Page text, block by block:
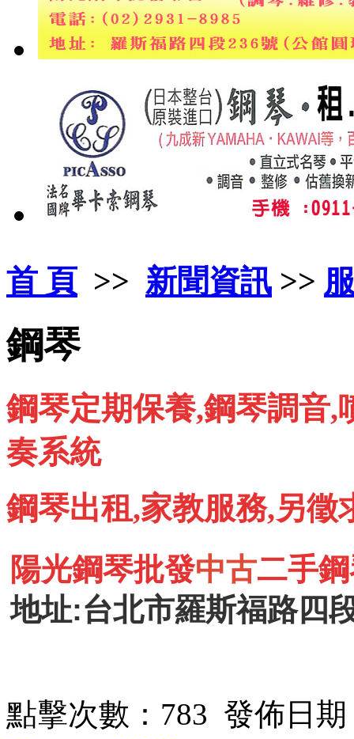
首 頁 >> 新聞資訊 >>
鋼琴
鋼琴定期保養,鋼琴調音,
奏系統
鋼琴出租,家教服務,另徵
陽光鋼琴批發中古二手鋼
地址:台北市羅斯福路四
點擊次數： 783 發佈日